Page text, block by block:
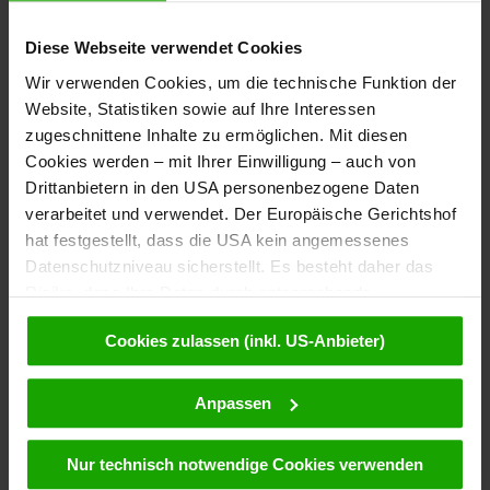
Diese Webseite verwendet Cookies
Wir verwenden Cookies, um die technische Funktion der
Website, Statistiken sowie auf Ihre Interessen
zugeschnittene Inhalte zu ermöglichen. Mit diesen
Cookies werden – mit Ihrer Einwilligung – auch von
Drittanbietern in den USA personenbezogene Daten
verarbeitet und verwendet. Der Europäische Gerichtshof
hat festgestellt, dass die USA kein angemessenes
Datenschutzniveau sicherstellt. Es besteht daher das
Risiko, dass Ihre Daten durch entsprechende
Anordnungen gegenüber den Drittanbietern (z.B. Google,
Meta) dem Zugriff durch US-Behörden zu Kontroll- und
Überwachungszwecken unterliegen und dagegen keine
wirksamen Rechtsbehelfe zur Verfügung stehen. Mit
Ihrem Klick auf „Cookies (inkl. US-Anbietern)
von Drittanbietern (auch in den USA) verwendet werden
Cookies zulassen (inkl. US-Anbieter)
Anpassen
Nur technisch notwendige Cookies verwenden
Urlaub am See
Erholungsurlaub
Wanderurlaub
Winter 2023/24
Wintersporturlaub
Erholungsurlaub